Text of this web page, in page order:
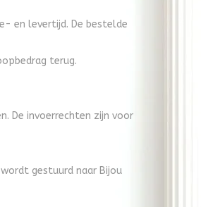
en levertijd. De bestelde
terug.
De invoerrechten zijn voor
gestuurd naar Bijou